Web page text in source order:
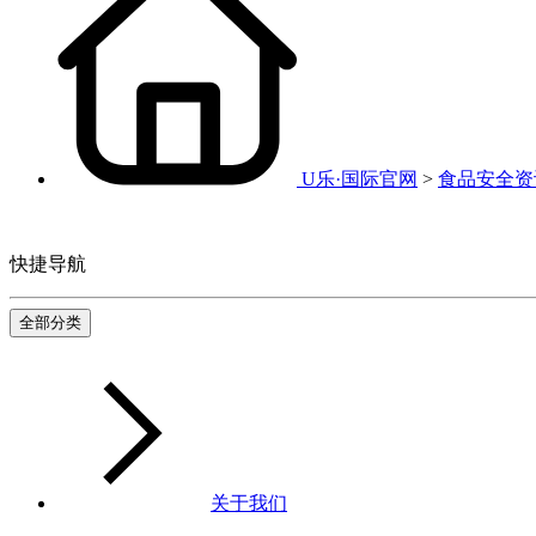
U乐·国际官网 > 食品安全
快捷导航
全部分类
关于我们